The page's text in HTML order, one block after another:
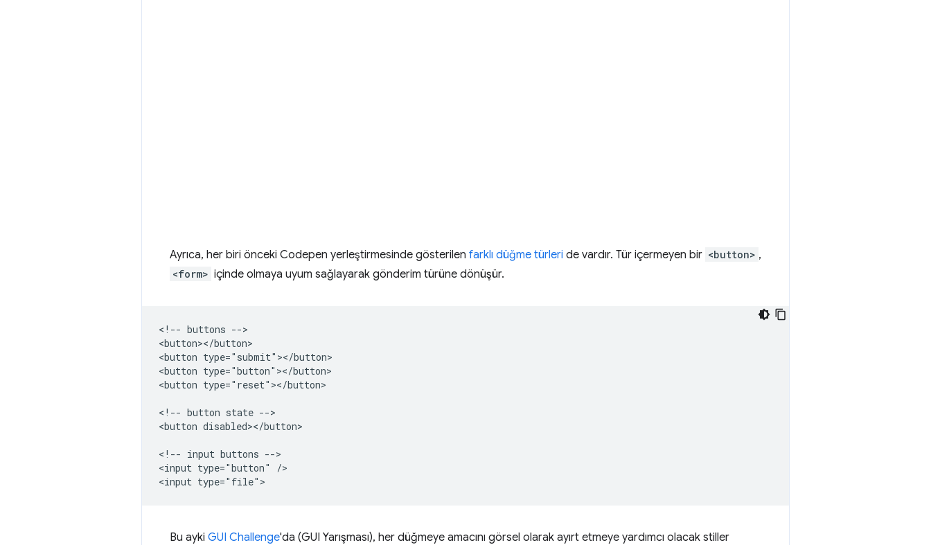
Ayrıca, her biri önceki Codepen yerleştirmesinde gösterilen farklı düğme türleri de vardır. Tür içermeyen bir <button> ,
<form> içinde olmaya uyum sağlayarak gönderim türüne dönüşür.
<!-- buttons -->
<button></button>
<button type="submit"></button>
<button type="button"></button>
<button type="reset"></button>
<!-- button state -->
<button disabled></button>
<!-- input buttons -->
<input type="button" />
Bu ayki GUI Challenge'da (GUI Yarışması), her düğmeye amacını görsel olarak ayırt etmeye yardımcı olacak stiller